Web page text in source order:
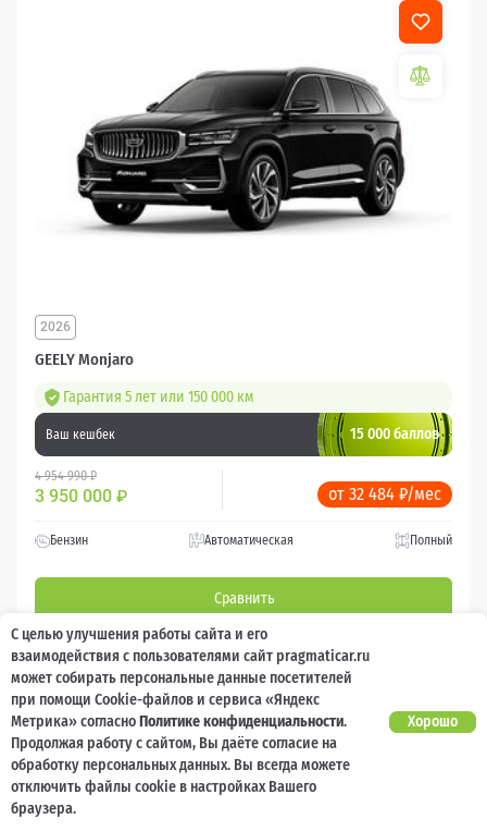
GEELY Monjaro
2026
Гарантия 5 лет или 150 000 км
Ваш кешбек 15 000 баллов
4 954 990 ₽
3 950 000 ₽ от 32 484 ₽/мес
Бензин Автоматическая Полный
Сравнить
Подробнее
Перезвоним за минуту
С целью улучшения работы сайта и его
взаимодействия с пользователями сайт pragmaticar.ru
может собирать персональные данные посетителей
при помощи Cookie-файлов и сервиса «Яндекс
Метрика» согласноПолитике конфиденциальности.
Продолжая работу с сайтом, Вы даёте согласие на
обработку персональных данных. Вы всегда можете
отключить файлы cookie в настройках Вашего
браузера.
Хорошо